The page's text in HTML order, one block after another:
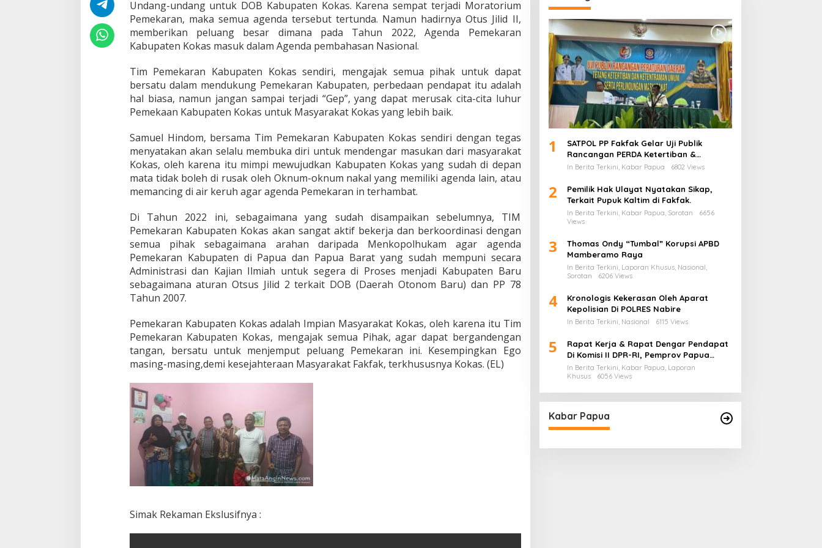
g
a
i
p
!
T
m
u
d
a
h
B
e
e
r
j
a
S
e
j
0
1
0
Undang-undang untuk DOB Kabupaten Kokas. Karena sempat terjadi Moratorium
Pemekaran, maka semua agenda tersebut tertunda. Namun hadirnya Otus Jilid II,
memberikan peluang besar dimana pada Tahun 2022, Agenda Pemekaran
Kabupaten Kokas masuk dalam Agenda pembahasan Nasional.
Tim Pemekaran Kabupaten Kokas sendiri, mengajak semua pihak untuk dapat
bersatu dalam mendukung Pemekaran Kabupaten, perbedaan pendapat itu adalah
hal biasa, namun jangan sampai terjadi “Gep”, yang dapat merusak cita-cita luhur
Pemekaan Kabupaten Kokas untuk Masyarakat Kokas yang lebih baik.
Samuel Hindom, bersama Tim Pemekaran Kabupaten Kokas sendiri dengan tegas
menyatakan akan selalu membuka diri untuk mendengar masukan dari masyarakat
Kokas, oleh karena itu mimpi mewujudkan Kabupaten Kokas yang sudah di depan
mata tidak boleh di rusak oleh Oknum-oknum nakal yang memiliki agenda lain, atau
memancing di air keruh agar agenda Pemekaran in terhambat.
Di Tahun 2022 ini, sebagaimana yang sudah disampaikan sebelumnya, TIM
Pemekaran Kabupaten Kokas akan sangat aktif bekerja dan berkoordinasi dengan
semua pihak sebagaimana arahan daripada Menkopolhukam agar agenda
Pemekaran Kabupaten di Papua dan Papua Barat yang sudah mempuni secara
Administrasi dan Kajian Ilmiah untuk segera di Proses menjadi Kabupaten Baru
sebagaimana aturan Otsus Jilid 2 terkait DOB (Daerah Otonom Baru) dan PP 78
Tahun 2007.
Pemekaran Kabupaten Kokas adalah Impian Masyarakat Kokas, oleh karena itu Tim
Pemekaran Kabupaten Kokas, mengajak semua Pihak, agar dapat bergandengan
tangan, bersatu untuk menjemput peluang Pemekaran ini. Kesempingkan Ego
masing-masing,demi kesejahteraan Masyarakat Fakfak, terkhususnya Kokas. (EL)
Simak Rekaman Ekslusifnya :
1
SATPOL PP Fakfak Gelar Uji Publik
Rancangan PERDA Ketertiban &
Ketentraman serta Perlindungan
In Berita Terkini, Kabar Papua 6802 Views
2
Pemilik Hak Ulayat Nyatakan Sikap,
Terkait Pupuk Kaltim di Fakfak.
In Berita Terkini, Kabar Papua, Sorotan
6656
Views
3
Thomas Ondy “Tumbal” Korupsi APBD
Mamberamo Raya
In Berita Terkini, Laporan Khusus, Nasional,
Sorotan
6206 Views
4
Kronologis Kekerasan Oleh Aparat
Kepolisian Di POLRES Nabire
In Berita Terkini, Nasional 6115 Views
5
Rapat Kerja & Rapat Dengar Pendapat
Di Komisi II DPR-RI, Pemprov Papua
Barat Tunjukkan Keberpihakan
Terhadap Aspirasi Masyarakat!
In Berita Terkini, Kabar Papua, Laporan
Khusus
6056 Views
Kabar Papua